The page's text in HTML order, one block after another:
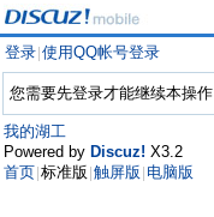
登录 使用QQ帐号登录
您需要先登录才能继续本操作
我的湖工
Powered by Discuz! X3.2
首页 标准版 触屏版 电脑版